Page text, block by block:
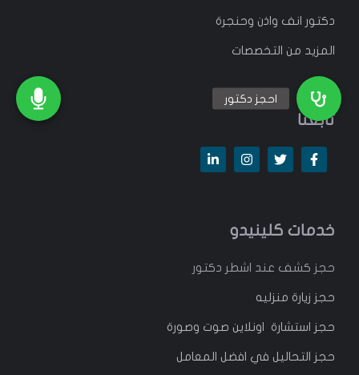
دكتور انف واذن وحنجرة
المزيد من التخصصات
تابعنا
خدمات كلينيدو
حجز كشف عند اشطر دكتور
حجز زيارة منزليه
حجز استشارة اونلاين صوت وصورة
حجز التحاليل في افضل المعامل